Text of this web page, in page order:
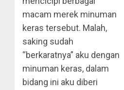
macam merek minuman
keras tersebut. Malah,
saking sudah
“berkaratnya” aku dengan
minuman keras, dalam
bidang ini aku diberi